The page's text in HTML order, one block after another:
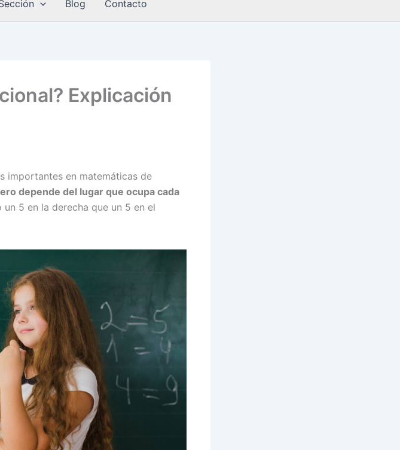
Blog Contacto
Explicación
importantes en matemáticas de
depende del lugar que ocupa cada
5 en la derecha que un 5 en el